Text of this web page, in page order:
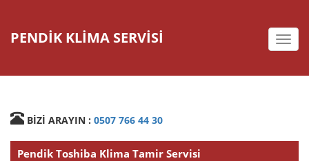
PENDİK KLİMA SERVİSİ
BİZİ ARAYIN : 0507 766 44 30
Pendik Toshiba Klima Tamir Servisi